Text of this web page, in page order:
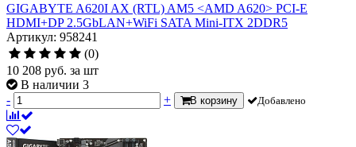
GIGABYTE A620I AX (RTL) AM5 <AMD A620> PCI-E
HDMI+DP 2.5GbLAN+WiFi SATA Mini-ITX 2DDR5
Артикул: 958241
(0)
10 208 руб. за шт
В наличии 3
-
+ В корзину Добавлено